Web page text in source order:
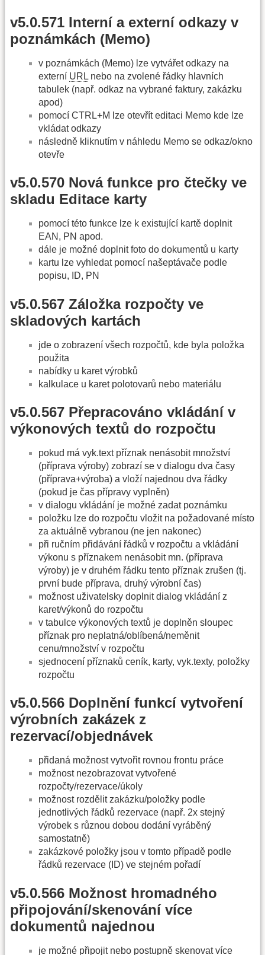
v5.0.571 Interní a externí odkazy v
poznámkách (Memo)
v poznámkách (Memo) lze vytvářet odkazy na
externí URL nebo na zvolené řádky hlavních
tabulek (např. odkaz na vybrané faktury, zakázku
apod)
pomocí CTRL+M lze otevřít editaci Memo kde lze
vkládat odkazy
následně kliknutím v náhledu Memo se odkaz/okno
otevře
v5.0.570 Nová funkce pro čtečky ve
skladu Editace karty
pomocí této funkce lze k existující kartě doplnit
EAN, PN apod.
dále je možné doplnit foto do dokumentů u karty
kartu lze vyhledat pomocí našeptávače podle
popisu, ID, PN
v5.0.567 Záložka rozpočty ve
skladových kartách
jde o zobrazení všech rozpočtů, kde byla položka
použita
nabídky u karet výrobků
kalkulace u karet polotovarů nebo materiálu
v5.0.567 Přepracováno vkládání v
výkonových textů do rozpočtu
pokud má vyk.text příznak nenásobit množství
(příprava výroby) zobrazí se v dialogu dva časy
(příprava+výroba) a vloží najednou dva řádky
(pokud je čas přípravy vyplněn)
v dialogu vkládání je možné zadat poznámku
položku lze do rozpočtu vložit na požadované místo
za aktuálně vybranou (ne jen nakonec)
při ručním přidávání řádků v rozpočtu a vkládání
výkonu s příznakem nenásobit mn. (příprava
výroby) je v druhém řádku tento příznak zrušen (tj.
první bude příprava, druhý výrobní čas)
možnost uživatelsky doplnit dialog vkládání z
karet/výkonů do rozpočtu
v tabulce výkonových textů je doplněn sloupec
příznak pro neplatná/oblíbená/neměnit
cenu/množství v rozpočtu
sjednocení příznaků ceník, karty, vyk.texty, položky
rozpočtu
v5.0.566 Doplnění funkcí vytvoření
výrobních zakázek z
rezervací/objednávek
přidaná možnost vytvořit rovnou frontu práce
možnost nezobrazovat vytvořené
rozpočty/rezervace/úkoly
možnost rozdělit zakázku/položky podle
jednotlivých řádků rezervace (např. 2x stejný
výrobek s různou dobou dodání vyráběný
samostatně)
zakázkové položky jsou v tomto případě podle
řádků rezervace (ID) ve stejném pořadí
v5.0.566 Možnost hromadného
připojování/skenování více
dokumentů najednou
je možné připojit nebo postupně skenovat více